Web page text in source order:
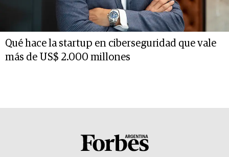
Qué hace la startup en ciberseguridad que vale
más de US$ 2.000 millones